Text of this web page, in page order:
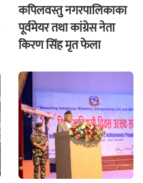
कपिलवस्तु नगरपालिकाका
पूर्वमेयर तथा कांग्रेस नेता
किरण सिंह मृत फेला